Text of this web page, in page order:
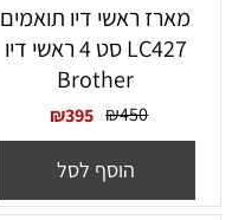
‏מארז ראשי דיו תואמים
LC427 סט 4 ראשי דיו
Brother
₪450
₪395
הוסף לסל